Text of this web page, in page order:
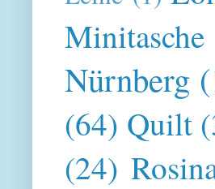
Minitasche
Nürnberg
(64) Quilt
(24)